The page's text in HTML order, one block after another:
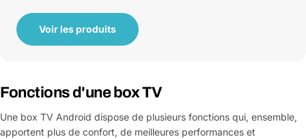
Voir les produits
Fonctions d'une box TV
Une box TV Android dispose de plusieurs fonctions qui, ensemble,
apportent plus de confort, de meilleures performances et